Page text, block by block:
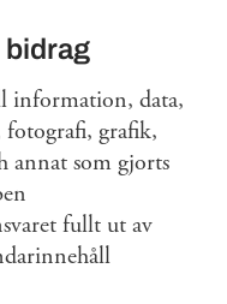
bidrag
information, data,
grafik,
annat som gjorts
fullt ut av